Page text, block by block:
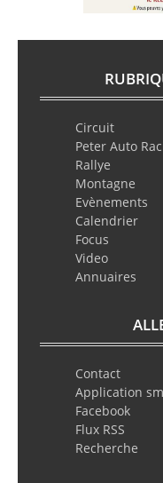
Circuit
Peter Auto
Rallye
Montagne
Evènements
Calendrier
Focus
Video
Annuaires
Contact
Application
Facebook
Flux RSS
Recherche